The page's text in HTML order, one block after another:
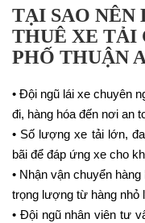
TẠI SAO NÊN
THUÊ XE TẢI
PHỐ THUẬN
• Đội ngũ lái xe chuyên
đi, hàng hóa đến nơi an
• Số lượng xe tải lớn,
bãi để đáp ứng xe cho
• Nhận vận chuyển
trọng lượng từ hàng nhỏ
• Đội ngũ nhân viên tư